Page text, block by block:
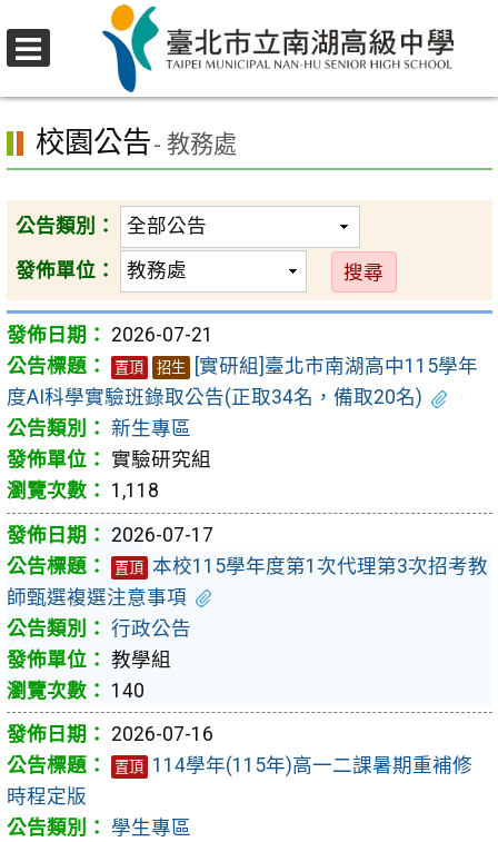
至
容
區
校園公告
校園公告- 教務處
公告類別：
發佈單位：
2026-07-21
置頂 招生
[實研組]臺北市南湖高中115學年
度AI科學實驗班錄取公告(正取34名，備取20名)
新生專區
實驗研究組
1,118
2026-07-17
置頂 本校115學年度第1次代理第3次招考教
師甄選複選注意事項
行政公告
教學組
140
2026-07-16
置頂 114學年(115年)高一二課暑期重補修
時程定版
學生專區
選
單